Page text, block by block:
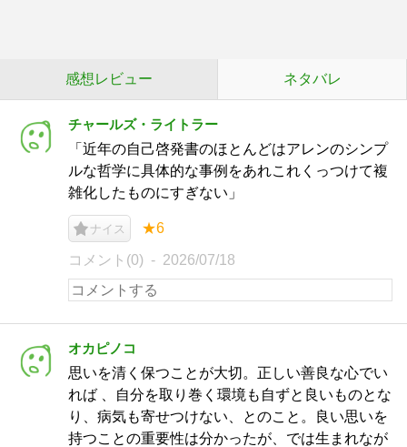
感想レビュー ネタバレ
チャールズ・ライトラー
「近年の自己啓発書のほとんどはアレンのシンプ
ルな哲学に具体的な事例をあれこれくっつけて複
雑化したものにすぎない」
ナイス ★6
コメント(0) 2026/07/18
オカピノコ
思いを清く保つことが大切。正しい善良な心でい
れば 、自分を取り巻く環境も自ずと良いものとな
り、病気も寄せつけない、とのこと。良い思いを
持つことの重要性は分かったが、では生まれなが